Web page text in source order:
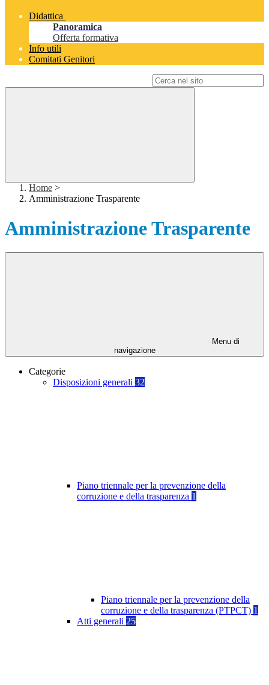
Didattica
Panoramica
Offerta formativa
Info utili
Comitati Genitori
Home >
Amministrazione Trasparente
Amministrazione Trasparente
Menu di
navigazione
Categorie
Disposizioni generali 32
Piano triennale per la prevenzione della
corruzione e della trasparenza 1
Piano triennale per la prevenzione della
corruzione e della trasparenza (PTPCT) 1
Atti generali 25